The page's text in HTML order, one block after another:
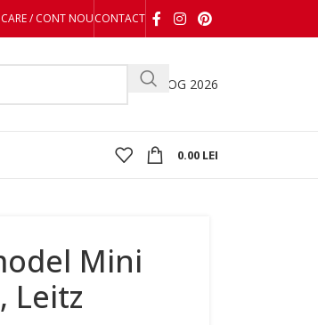
/ CONT NOUCONTACT
CATALOG 2026
0.00 LEI
Mini
Leitz